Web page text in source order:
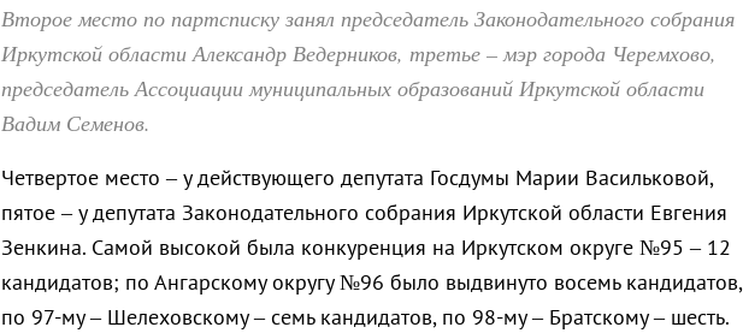
Второе место по партсписку занял председатель Законодательного собрания
Иркутской области Александр Ведерников, третье – мэр города Черемхово,
председатель Ассоциации муниципальных образований Иркутской области
Вадим Семенов.
Четвертое место – у действующего депутата Госдумы Марии Васильковой,
пятое – у депутата Законодательного собрания Иркутской области Евгения
Зенкина. Самой высокой была конкуренция на Иркутском округе №95 – 12
кандидатов; по Ангарскому округу №96 было выдвинуто восемь кандидатов,
по 97-му – Шелеховскому – семь кандидатов, по 98-му – Братскому – шесть.